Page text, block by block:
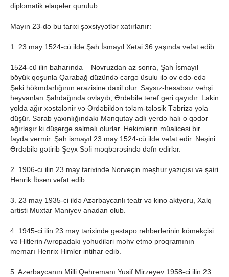
diplomatik əlaqələr qurulub.
Mayın 23-də bu tarixi şəxsiyyətlər xatırlanır:
1. 23 may 1524-cü ildə Şah İsmayıl Xətai 36 yaşında vəfat edib.
1524-cü ilin baharında – Novruzdan az sonra, Şah İsmayıl
böyük qoşunla Qarabağ düzündə cərgə üsulu ilə ov edə-edə
Şəki hökmdarlığının ərazisinə daxil olur. Saysız-hesabsız vəhşi
heyvanları Şahdağında ovlayıb, Ərdəbilə tərəf geri qayıdır. Lakin
yolda ağır xəstələnir və Ərdəbildən tələm-tələsik Təbrizə yola
düşür. Sərab yaxınlığındakı Mənqutay adlı yerdə halı o qədər
ağırlaşır ki düşərgə salmalı olurlar. Həkimlərin müalicəsi bir
fayda vermir. Şah ismayıl 23 may 1524-cü ildə vəfat edir. Nəşini
Ərdəbilə gətirib Şeyx Səfi məqbərəsində dəfn edirlər.
2. 1906-cı ilin 23 may tarixindә Norveçin mәşhur yazıçısı vә şairi
Henrik İbsen vәfat edib.
3. 23 may 1935-ci ildə Azərbaycanlı teatr və kino aktyoru, Xalq
artisti Muxtar Maniyev anadan olub.
4. 1945-ci ilin 23 may tarixindә gestapo rәhbәrlәrinin kömәkçisi
vә Hitlerin Avropadakı yәhudilәri mәhv etmә proqramının
memarı Henrix Himler intihar edib.
5. Azərbaycanın Milli Qəhrəmanı Yusif Mirzəyev 1958-ci ilin 23